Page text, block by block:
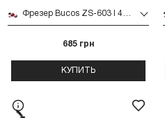
Фрезер Bucos ZS-603 l 45W35000 про (Rouge Red)
685 грн
КУПИТЬ